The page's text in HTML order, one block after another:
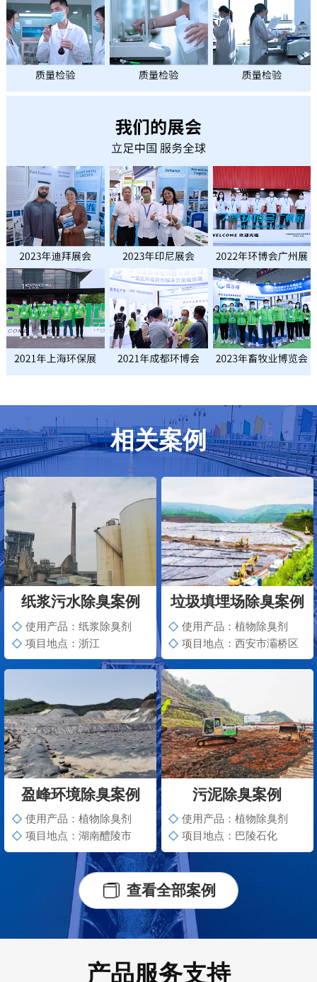
相关案例
纸浆污水除臭案例
使用产品：纸浆除臭剂
项目地点：浙江
垃圾填埋场除臭案例
使用产品：植物除臭剂
项目地点：西安市灞桥区
盈峰环境除臭案例
使用产品：植物除臭剂
项目地点：湖南醴陵市
污泥除臭案例
使用产品：植物除臭剂
项目地点：巴陵石化
查看全部案例
产品服务支持